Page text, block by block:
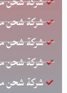
شركة شحن
شركة شحن
شركة شحن
شركة شحن